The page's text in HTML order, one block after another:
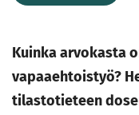
Kuinka arvokasta
vapaaehtoistyö?
tilastotieteen